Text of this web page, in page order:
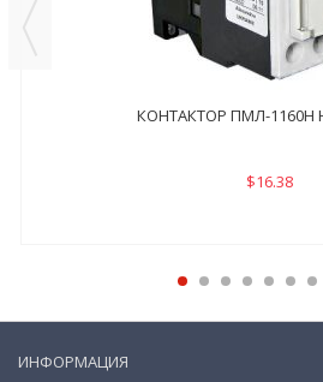
КОНТАКТОР ПМЛ-1160Н
$16.38
ИНФОРМАЦИЯ